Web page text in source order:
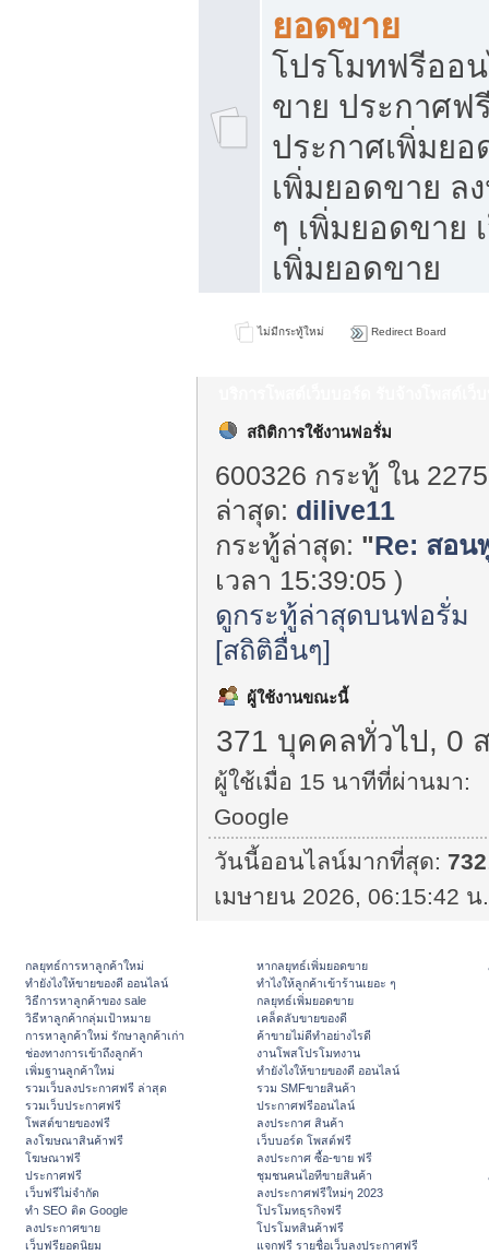
ยอดขาย
โปรโมทฟรีออ
ขาย ประกาศฟ
ประกาศเพิ่มย
เพิ่มยอดขาย ล
ๆ เพิ่มยอดขาย
เพิ่มยอดขาย
ไม่มีกระทู้ใหม่ Redirect Board
สถิติการใช้งานฟอรั่ม
600326 กระทู้ ใน
ล่าสุด: dilive11
กระทู้ล่าสุด: "Re: สอน
เวลา 15:39:05 )
ดูกระทู้ล่าสุดบนฟอรั่ม
[สถิติอื่นๆ]
ผู้ใช้งานขณะนี้
371 บุคคลทั่วไป, 0
ผู้ใช้เมื่อ 15 นาทีที่ผ่านมา:
Google
วันนี้ออนไลน์มากที่สุด: 732
เมษายน 2026, 06:15:42 น
กลยุทธ์การหาลูกค้าใหม่
ทํายังไงให้ขายของดี ออนไลน์
วิธีการหาลูกค้าของ sale
วิธีหาลูกค้ากลุ่มเป้าหมาย
การหาลูกค้าใหม่ รักษาลูกค้าเก่า
ช่องทางการเข้าถึงลูกค้า
เพิ่มฐานลูกค้าใหม่
รวมเว็บลงประกาศฟรี ล่าสุด
รวมเว็บประกาศฟรี
โพสต์ขายของฟรี
ลงโฆษณาสินค้าฟรี
โฆษณาฟรี
ประกาศฟรี
เว็บฟรีไม่จำกัด
ทำ SEO ติด Google
ลงประกาศขาย
เว็บฟรียอดนิยม
หากลยุทธ์เพิ่มยอดขาย
ทําไงให้ลูกค้าเข้าร้านเยอะ ๆ
กลยุทธ์เพิ่มยอดขาย
เคล็ดลับขายของดี
ค้าขายไม่ดีทำอย่างไรดี
งานโพสโปรโมทงาน
ทํายังไงให้ขายของดี ออนไลน์
รวม SMFขายสินค้า
ประกาศฟรีออนไลน์
ลงประกาศ สินค้า
เว็บบอร์ด โพสต์ฟรี
ลงประกาศ ซื้อ-ขาย ฟรี
ชุมชนคนไอทีขายสินค้า
ลงประกาศฟรีใหม่ๆ 2023
โปรโมทธุรกิจฟรี
โปรโมทสินค้าฟรี
แจกฟรี รายชื่อเว็บลงประกาศฟรี